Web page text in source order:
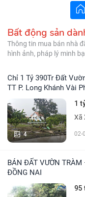
Bất động sản
Thông tin mua bán nhà
hình ảnh, pháp lý minh
Chỉ 1 Tỷ 390Tr Đất Vườn 1.800 m2, 300 ONT, Nhà Cấp 4, Cách
TT P. Long Khánh Vài
4
1
Xã
02-
BÁN ĐẤT VƯỜN TRÀM – XÃ TÂN AN, HUYỆN VĨNH CỬU,
ĐỒNG NAI
95